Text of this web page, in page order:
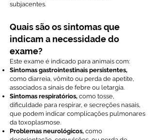
subjacentes.
Quais são os sintomas que
indicam a necessidade do
exame?
Este exame é indicado para animais com:
Sintomas gastrointestinais persistentes,
como diarreia, vômito ou perda de apetite,
associados a sinais de febre ou letargia.
Sintomas respiratórios, como tosse,
dificuldade para respirar, e secreções nasais,
que podem indicar complicações pulmonares
da toxoplasmose.
Problemas neurológicos, como